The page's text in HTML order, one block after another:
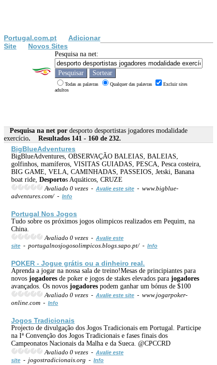
Portugal.com.pt
Adicionar
Site
Novos Sites
Pesquisa na net:
Todas as palavras Qualquer das palavras
Excluir sites
adultos
Pesquisa na net por desporto desportistas jogadores modalidade
exercício. Resultados 141 - 160 de 232.
BigBlueAdventures
BigBlueAdventures, OBSERVAÇÃO BALEIAS, BALEIAS,
golfinhos, mamíferos, VISITAS GUIADAS, PESCA, Pesca costeira,
BIG GAME, VELA, CAMINHADAS, PASSEIOS, Jetski, Banana
boat ride, Desportos Aquáticos, CRUZE
Avaliado 0 vezes - Avalie este site - www.bigblue-
adventures.com/ - Info
Portugal Nos Jogos
Tudo sobre os próximos jogos olimpicos realizados em Pequim, na
China.
Avaliado 0 vezes - Avalie este
site - portugalnosjogosolimpicos.blogs.sapo.pt/ - Info
POKER - Jogue grátis ou a dinheiro real.
Aprenda a jogar na nossa sala de treino!Mesas de principiantes para
novos jogadores de poker e jogos de stakes elevados para jogadores
avançados. Os novos jogadores podem ganhar um bónus de $100
Avaliado 0 vezes - Avalie este site - www.jogarpoker-
online.com - Info
Jogos Tradicionais
Projecto de divulgação dos Jogos Tradicionais em Portugal. Participe
na Iª Convenção dos Jogos Tradicionais e fases finais dos
Campeonatos Nacionais da Malha e da Sueca. @CPCCRD
Avaliado 0 vezes - Avalie este
site - jogostradicionais.org - Info